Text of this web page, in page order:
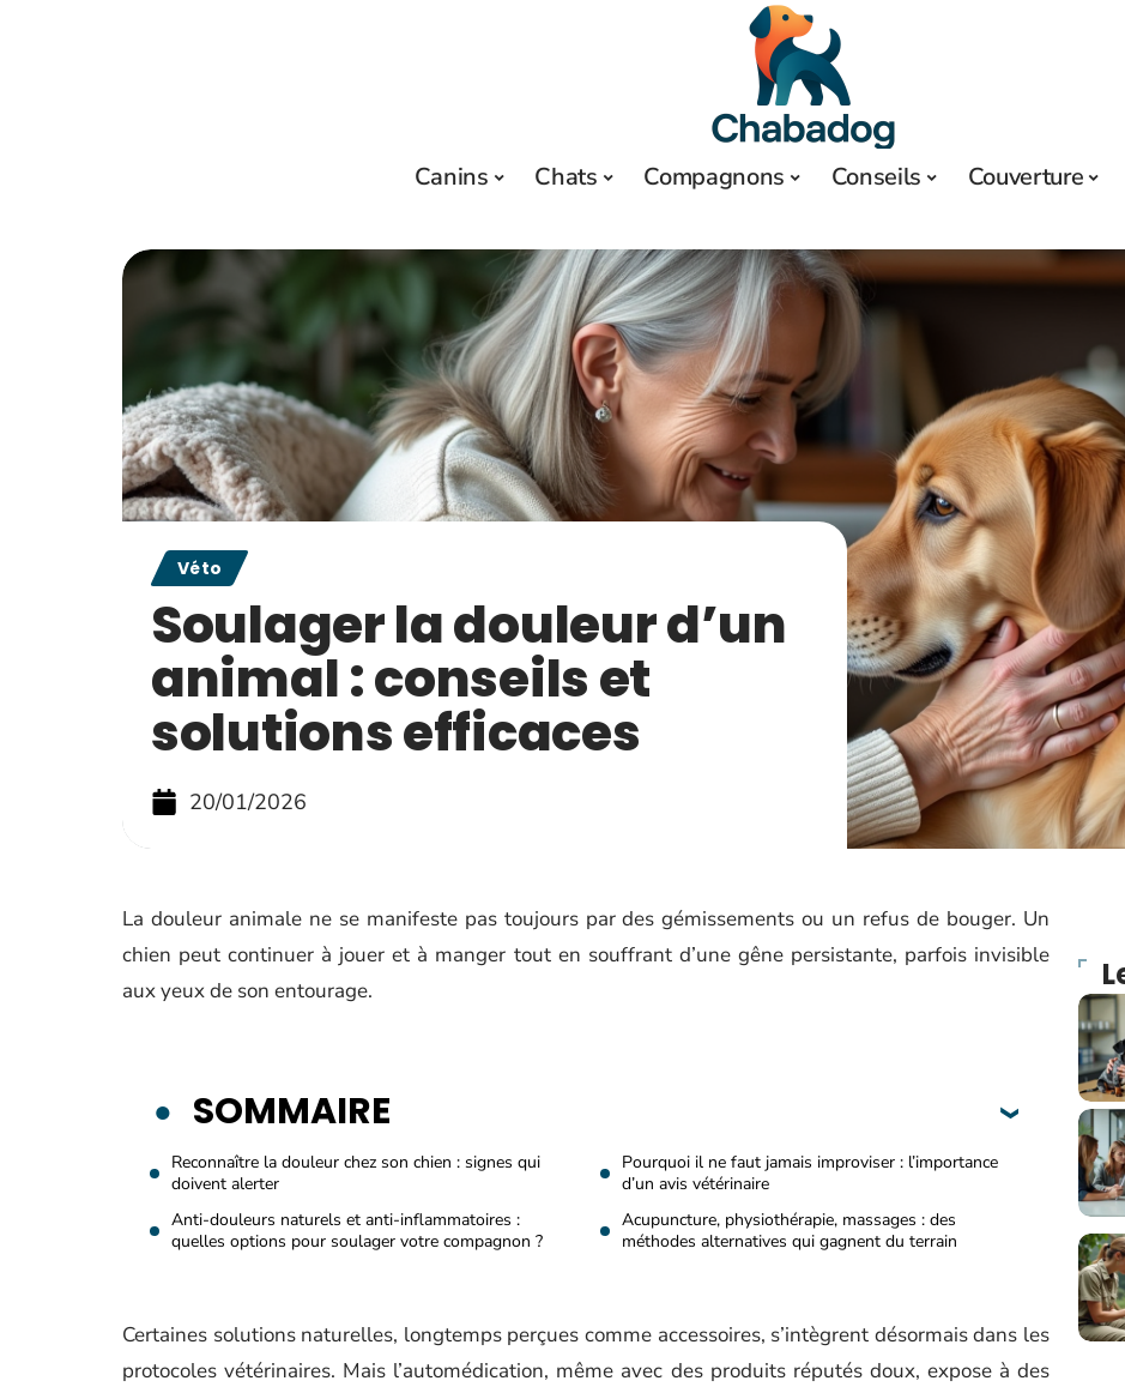
Canins Chats Compagnons Conseils Couverture
Véto
Soulager la douleur d’un
animal : conseils et
solutions efficaces
20/01/2026
La douleur animale ne se manifeste pas toujours par des gémissements ou un refus de bouger. Un
chien peut continuer à jouer et à manger tout en souffrant d’une gêne persistante, parfois invisible
aux yeux de son entourage.
SOMMAIRE
Reconnaître la douleur chez son chien : signes qui
doivent alerter
Pourquoi il ne faut jamais improviser : l’importance
d’un avis vétérinaire
Anti-douleurs naturels et anti-inflammatoires :
quelles options pour soulager votre compagnon ?
Acupuncture, physiothérapie, massages : des
méthodes alternatives qui gagnent du terrain
Certaines solutions naturelles, longtemps perçues comme accessoires, s’intègrent désormais dans les
protocoles vétérinaires. Mais l’automédication, même avec des produits réputés doux, expose à des